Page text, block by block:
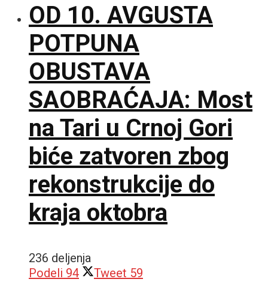
OD 10. AVGUSTA
POTPUNA
OBUSTAVA
SAOBRAĆAJA: Most
na Tari u Crnoj Gori
biće zatvoren zbog
rekonstrukcije do
kraja oktobra
236 deljenja
Podeli 94 Tweet 59